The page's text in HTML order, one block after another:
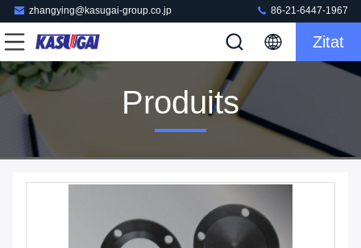
zhangying@kasugai-group.co.jp 86-21-6447-1967
Zitat
Produits